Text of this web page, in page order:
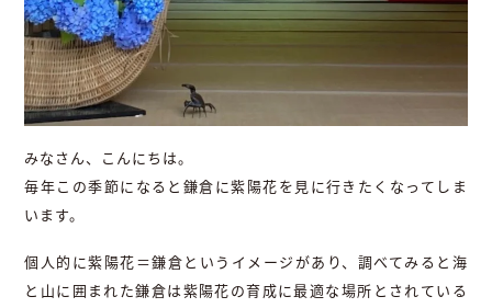
みなさん、こんにちは。
毎年この季節になると鎌倉に紫陽花を見に行きたくなってしま
います。
個人的に紫陽花＝鎌倉というイメージがあり、調べてみると海
と山に囲まれた鎌倉は紫陽花の育成に最適な場所とされている